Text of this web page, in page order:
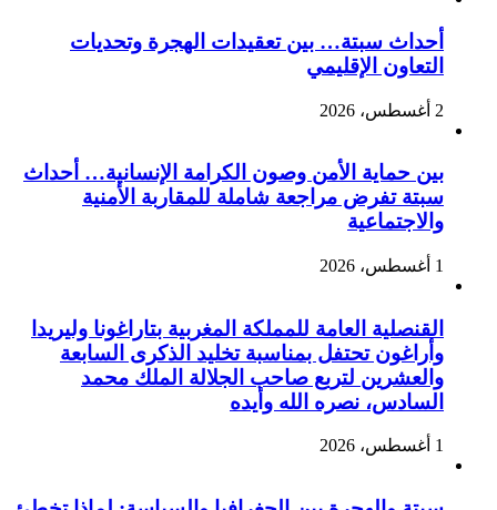
أحداث سبتة… بين تعقيدات الهجرة وتحديات
التعاون الإقليمي
2 أغسطس، 2026
بين حماية الأمن وصون الكرامة الإنسانية… أحداث
سبتة تفرض مراجعة شاملة للمقاربة الأمنية
والاجتماعية
1 أغسطس، 2026
القنصلية العامة للمملكة المغربية بتاراغونا وليريدا
وأراغون تحتفل بمناسبة تخليد الذكرى السابعة
والعشرين لتربع صاحب الجلالة الملك محمد
السادس، نصره الله وأيده
1 أغسطس، 2026